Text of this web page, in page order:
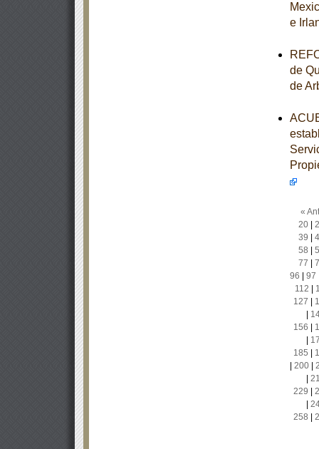
e
de
de
«
20|
39
58
77
96
97
112
127
156
185
200|
229
258